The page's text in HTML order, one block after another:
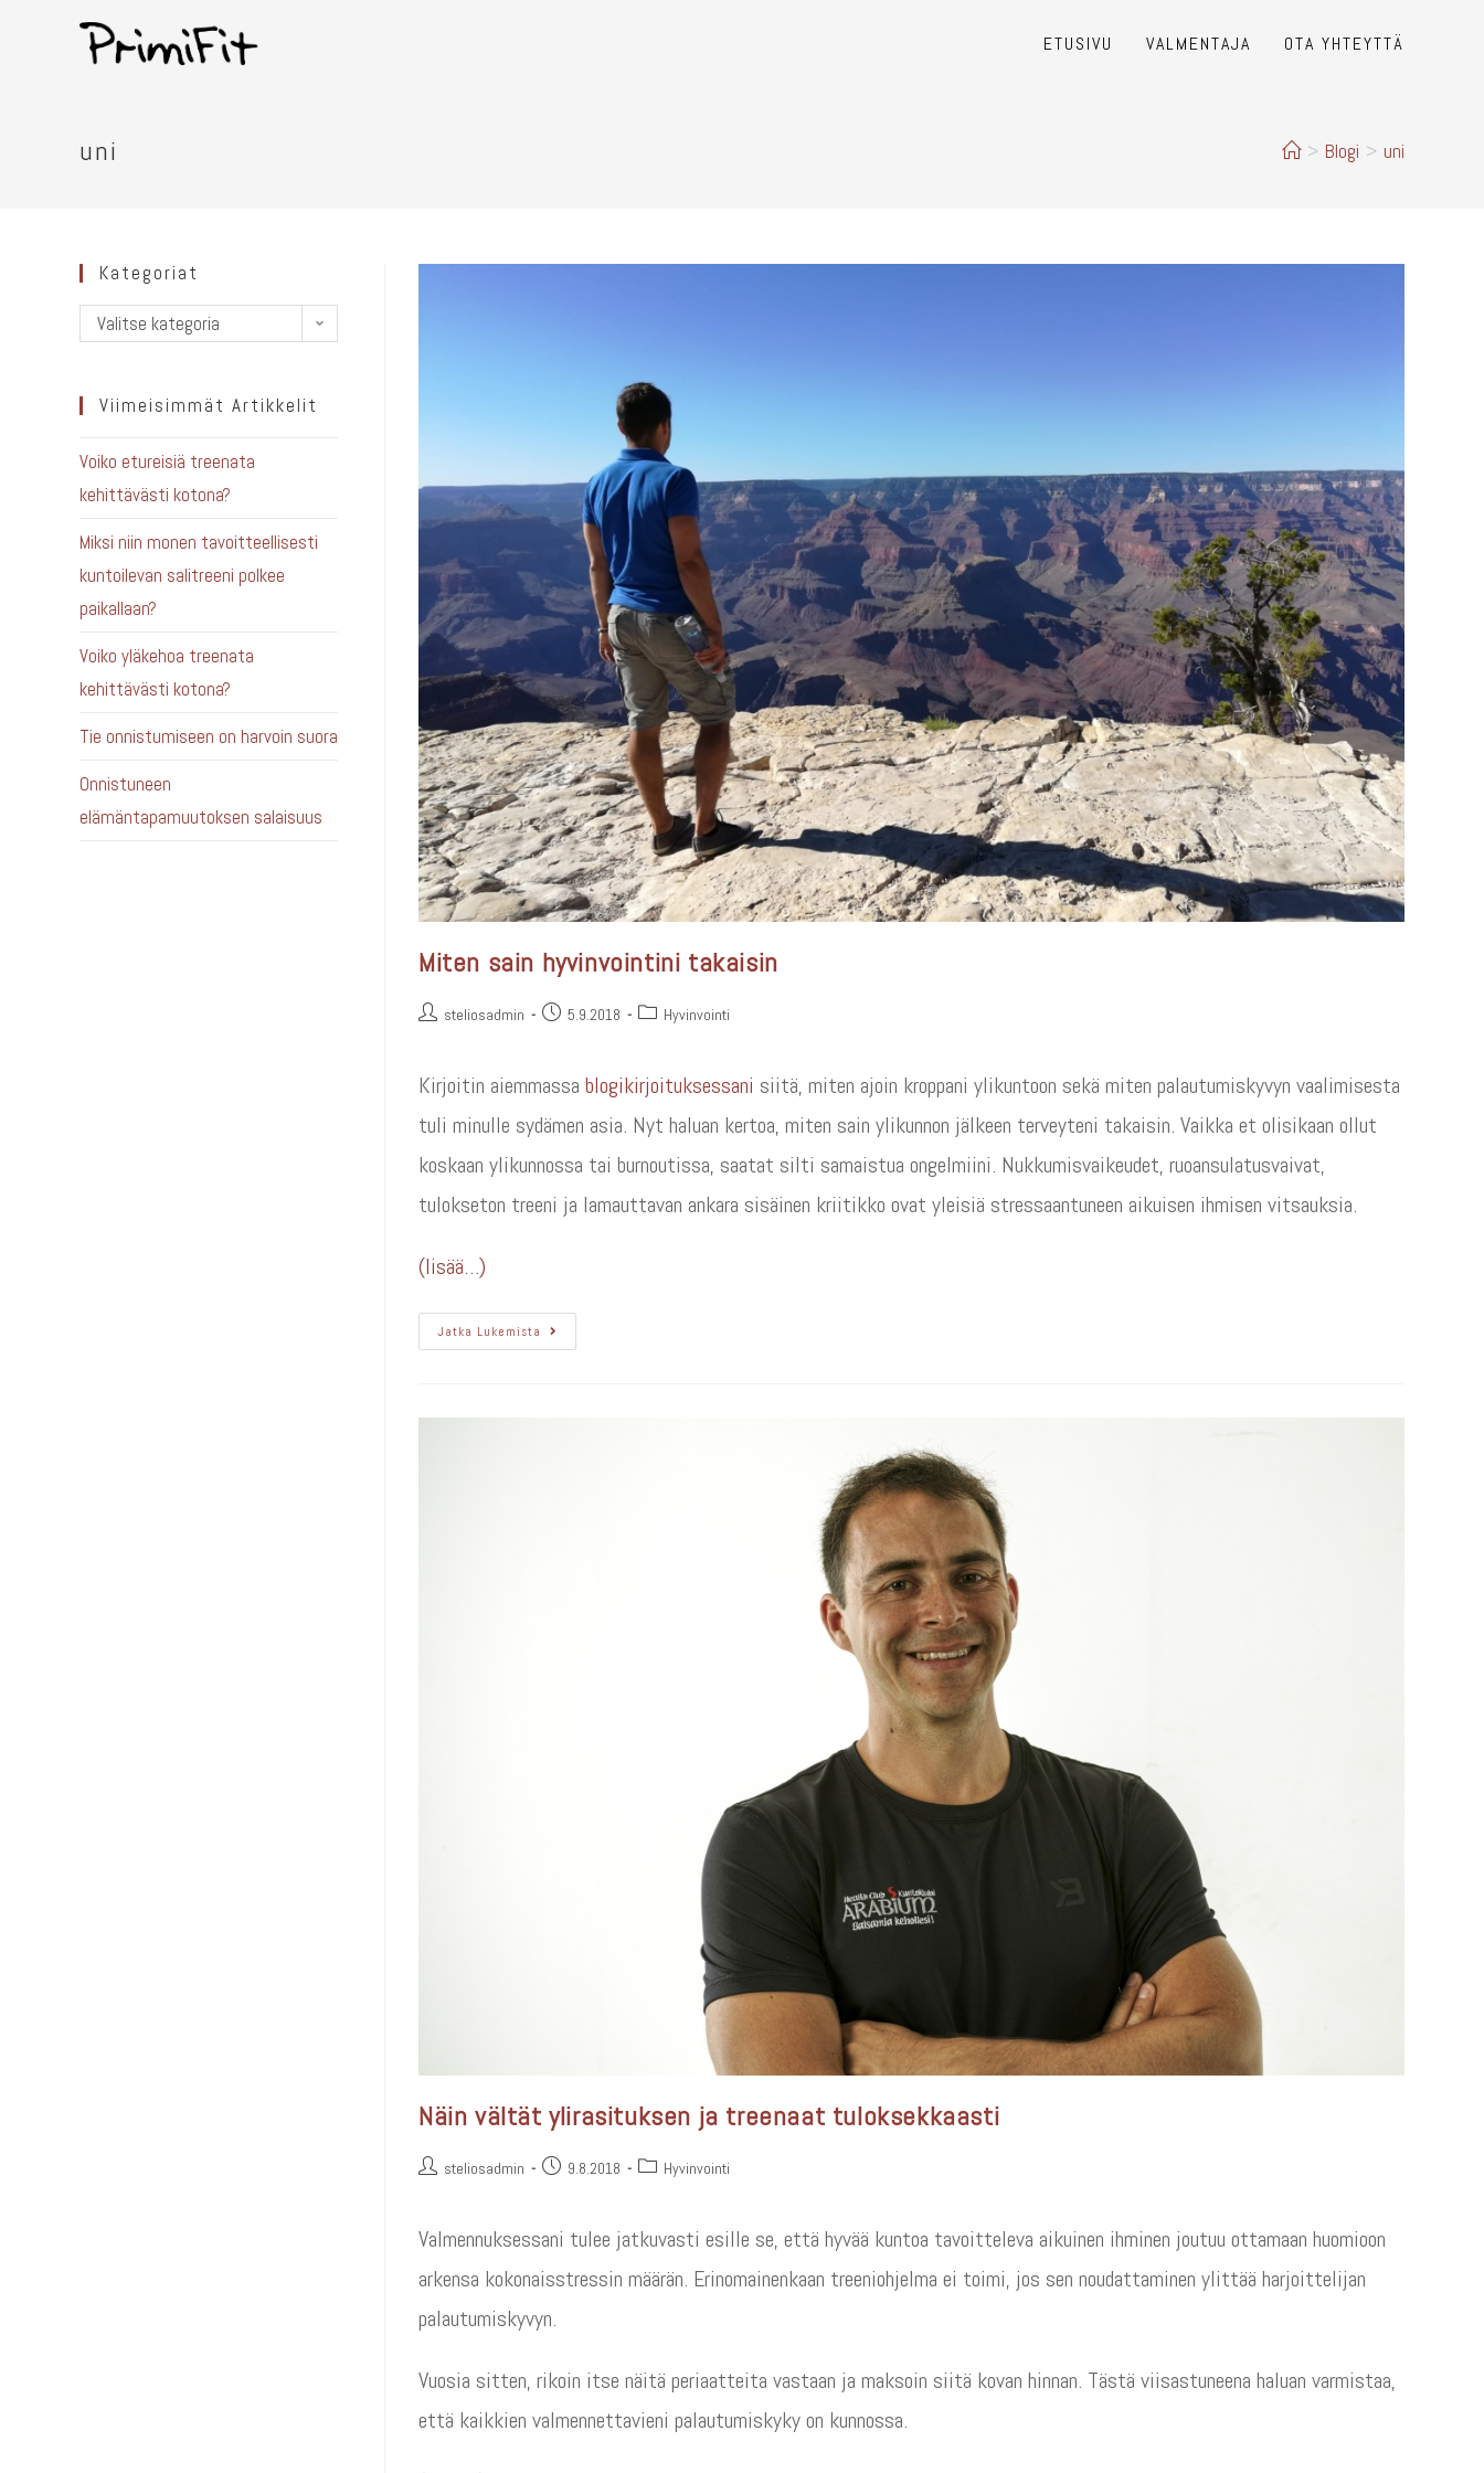
ETUSIVU VALMENTAJA OTA YHTEYTTÄ
uni > Blogi > uni
Miten sain hyvinvointini takaisin
steliosadmin 5.9.2018 Hyvinvointi
Kirjoitin aiemmassa blogikirjoituksessani siitä, miten ajoin kroppani ylikuntoon sekä miten palautumiskyvyn vaalimisesta
tuli minulle sydämen asia. Nyt haluan kertoa, miten sain ylikunnon jälkeen terveyteni takaisin. Vaikka et olisikaan ollut
koskaan ylikunnossa tai burnoutissa, saatat silti samaistua ongelmiini. Nukkumisvaikeudet, ruoansulatusvaivat,
tulokseton treeni ja lamauttavan ankara sisäinen kriitikko ovat yleisiä stressaantuneen aikuisen ihmisen vitsauksia.
(lisää…)
Jatka Lukemista
Näin vältät ylirasituksen ja treenaat tuloksekkaasti
steliosadmin 9.8.2018 Hyvinvointi
Valmennuksessani tulee jatkuvasti esille se, että hyvää kuntoa tavoitteleva aikuinen ihminen joutuu ottamaan huomioon
arkensa kokonaisstressin määrän. Erinomainenkaan treeniohjelma ei toimi, jos sen noudattaminen ylittää harjoittelijan
palautumiskyvyn.
Vuosia sitten, rikoin itse näitä periaatteita vastaan ja maksoin siitä kovan hinnan. Tästä viisastuneena haluan varmistaa,
että kaikkien valmennettavieni palautumiskyky on kunnossa.
Kategoriat
Valitse kategoria
Viimeisimmät Artikkelit
Voiko etureisiä treenata
kehittävästi kotona?
Miksi niin monen tavoitteellisesti
kuntoilevan salitreeni polkee
paikallaan?
Voiko yläkehoa treenata
kehittävästi kotona?
Tie onnistumiseen on harvoin suora
Onnistuneen
elämäntapamuutoksen salaisuus